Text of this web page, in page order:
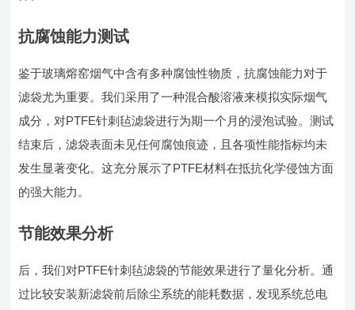
抗腐蚀能力测试
鉴于玻璃熔窑烟气中含有多种腐蚀性物质，抗腐蚀能力对于
滤袋尤为重要。我们采用了一种混合酸溶液来模拟实际烟气
成分，对PTFE针刺毡滤袋进行为期一个月的浸泡试验。测试
结束后，滤袋表面未见任何腐蚀痕迹，且各项性能指标均未
发生显著变化。这充分展示了PTFE材料在抵抗化学侵蚀方面
的强大能力。
节能效果分析
后，我们对PTFE针刺毡滤袋的节能效果进行了量化分析。通
过比较安装新滤袋前后除尘系统的能耗数据，发现系统总电